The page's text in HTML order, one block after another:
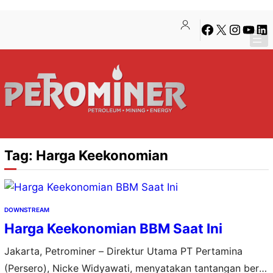
konten
content
Facebook
X Instagram
Tag: Harga Keekonomian
DOWNSTREAM
Harga Keekonomian BBM Saat Ini
Jakarta, Petrominer – Direktur Utama PT Pertamina
(Persero), Nicke Widyawati, menyatakan tantangan berat